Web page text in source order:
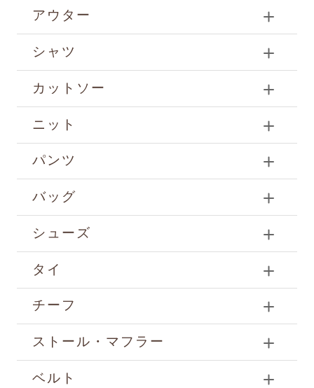
アウター
シャツ
カットソー
ニット
パンツ
バッグ
シューズ
タイ
チーフ
ストール・マフラー
ベルト